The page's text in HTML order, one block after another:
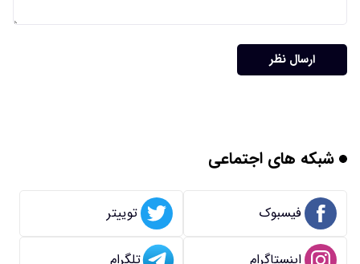
ارسال نظر
شبکه های اجتماعی
فیسبوک توییتر
اینستاگرام تلگرام